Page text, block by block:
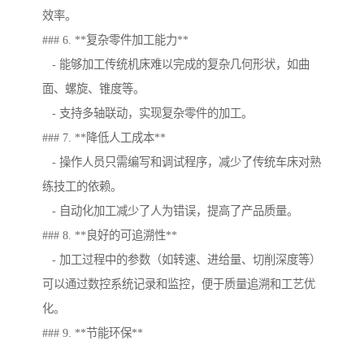
效率。
### 6. **复杂零件加工能力**
- 能够加工传统机床难以完成的复杂几何形状，如曲
面、螺旋、锥度等。
- 支持多轴联动，实现复杂零件的加工。
### 7. **降低人工成本**
- 操作人员只需编写和调试程序，减少了传统车床对熟
练技工的依赖。
- 自动化加工减少了人为错误，提高了产品质量。
### 8. **良好的可追溯性**
- 加工过程中的参数（如转速、进给量、切削深度等）
可以通过数控系统记录和监控，便于质量追溯和工艺优
化。
### 9. **节能环保**